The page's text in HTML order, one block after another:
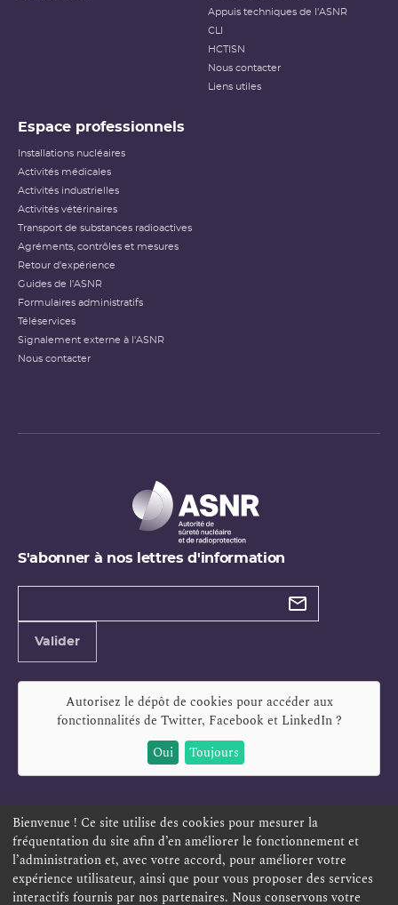
Appuis techniques de l'ASNR
CLI
HCTISN
Nous contacter
Liens utiles
Espace professionnels
Installations nucléaires
Activités médicales
Activités industrielles
Activités vétérinaires
Transport de substances radioactives
Agréments, contrôles et mesures
Retour d'expérience
Guides de l'ASNR
Formulaires administratifs
Téléservices
Signalement externe à l'ASNR
Nous contacter
S'abonner à nos lettres d'information
Types de
Valider
Autorisez le dépôt de cookies pour accéder aux
fonctionnalités de Twitter, Facebook et LinkedIn?
Oui
Toujours
ESPACE PERSONNEL OFFRES D'EMPLOI SIGNALEMENT
TÉLÉSERVICES PLAN DU SITE
ACCESSIBILITÉ POLITIQUE DE CONFIDENTIALITÉ
Bienvenue ! Ce site utilise des cookies pour mesurer la
fréquentation du site afin d’en améliorer le fonctionnement et
l’administration et, avec votre accord, pour améliorer votre
expérience utilisateur, ainsi que pour vous proposer des services
interactifs fournis par nos partenaires. Nous conservons votre